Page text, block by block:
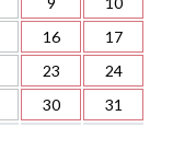
16
17
23
24
30 31